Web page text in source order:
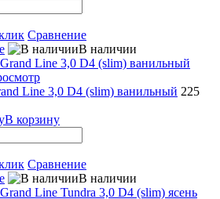
Сравнение
В наличии
Line 3,0 D4 (slim) ванильный 225
В корзину
Сравнение
В наличии